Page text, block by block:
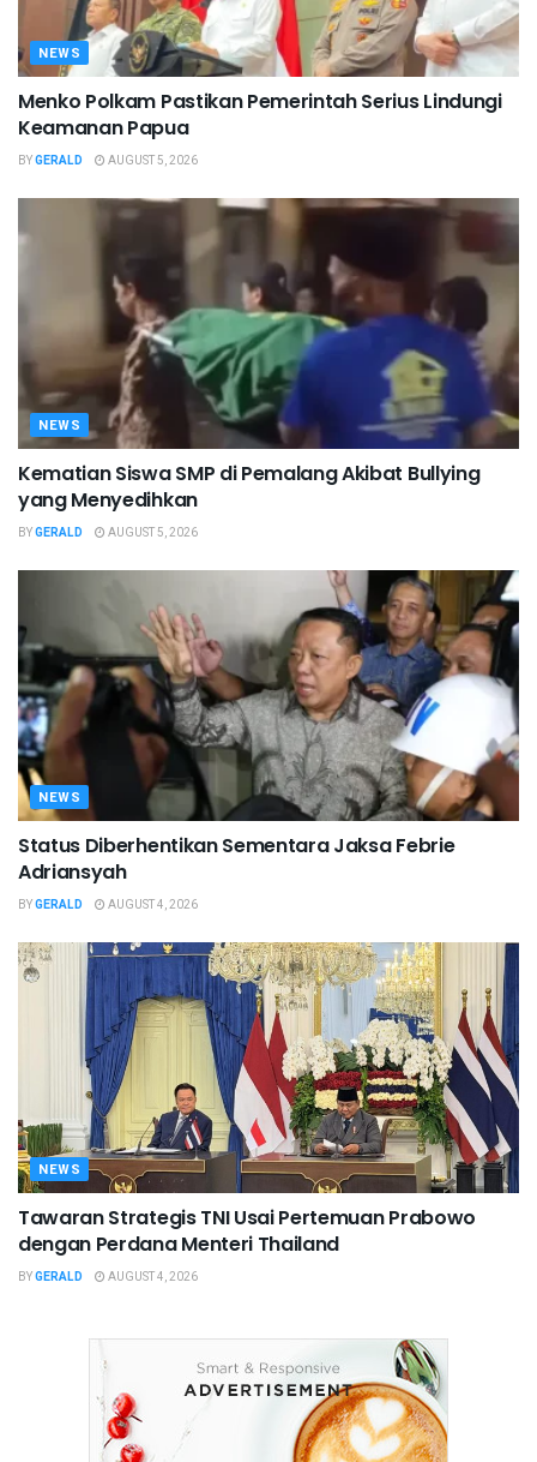
NEWS
Menko Polkam Pastikan Pemerintah Serius Lindungi
Keamanan Papua
BYGERALD AUGUST 5, 2026
NEWS
Kematian Siswa SMP di Pemalang Akibat Bullying
yang Menyedihkan
BYGERALD AUGUST 5, 2026
NEWS
Status Diberhentikan Sementara Jaksa Febrie
Adriansyah
BYGERALD AUGUST 4, 2026
NEWS
Tawaran Strategis TNI Usai Pertemuan Prabowo
dengan Perdana Menteri Thailand
BYGERALD AUGUST 4, 2026